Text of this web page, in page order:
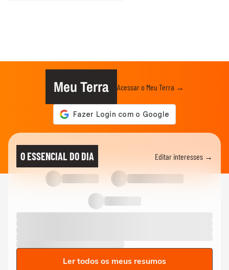
Meu Terra Acessar o Meu Terra →
O ESSENCIAL DO DIA Editar interesses →
Ler todos os meus resumos